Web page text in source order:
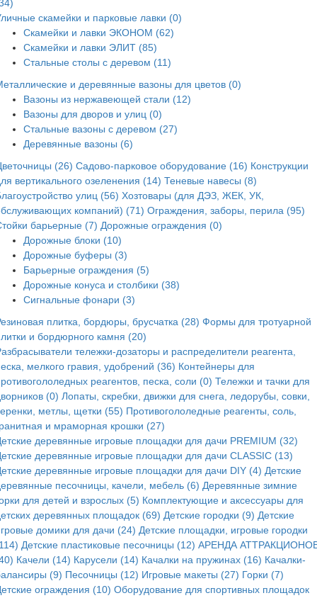
скамейки и парковые лавки (0)
Скамейки и лавки ЭКОНОМ (62)
Скамейки и лавки ЭЛИТ (85)
Стальные столы с деревом (11)
и деревянные вазоны для цветов (0)
Вазоны из нержавеющей стали (12)
Вазоны для дворов и улиц (0)
Стальные вазоны с деревом (27)
Деревянные вазоны (6)
(26) Садово-парковое оборудование (16) Конструкции
вертикального озеленения (14) Теневые навесы (8)
улиц (56) Хозтовары (для ДЭЗ, ЖЕК, УК,
компаний) (71) Ограждения, заборы, перила (95)
барьерные (7) Дорожные ограждения (0)
Дорожные блоки (10)
Дорожные буферы (3)
Барьерные ограждения (5)
Дорожные конуса и столбики (38)
Сигнальные фонари (3)
плитка, бордюры, брусчатка (28) Формы для тротуарной
и бордюрного камня (20)
тележки-дозаторы и распределители реагента,
мелкого гравия, удобрений (36) Контейнеры для
реагентов, песка, соли (0) Тележки и тачки для
(0) Лопаты, скребки, движки для снега, ледорубы, совки,
метлы, щетки (55) Противогололедные реагенты, соль,
и мраморная крошки (27)
деревянные игровые площадки для дачи PREMIUM (32)
деревянные игровые площадки для дачи CLASSIC (13)
деревянные игровые площадки для дачи DIY (4) Детские
песочницы, качели, мебель (6) Деревянные зимние
для детей и взрослых (5) Комплектующие и аксессуары для
деревянных площадок (69) Детские городки (9) Детские
домики для дачи (24) Детские площадки, игровые городки
Детские пластиковые песочницы (12) АРЕНДА
Качели (14) Карусели (14) Качалки на пружинах (16) Качалки-
(9) Песочницы (12) Игровые макеты (27) Горки (7)
ограждения (10) Оборудование для спортивных площадок